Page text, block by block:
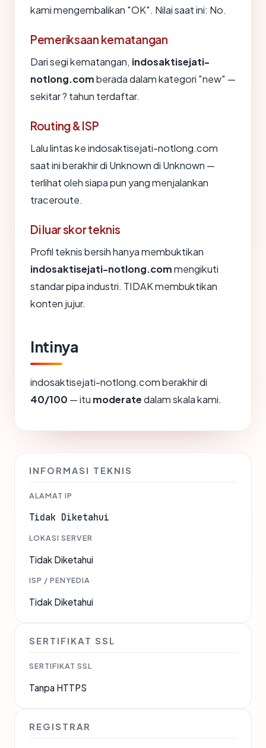
kami mengembalikan "OK". Nilai saat ini: No.
Pemeriksaan kematangan
Dari segi kematangan, indosaktisejati-
notlong.comberada dalam kategori "new" —
sekitar ? tahun terdaftar.
Routing & ISP
Lalu lintas ke indosaktisejati-notlong.com
saat ini berakhir di Unknown di Unknown —
terlihat oleh siapa pun yang menjalankan
traceroute.
Di luar skor teknis
Profil teknis bersih hanya membuktikan
indosaktisejati-notlong.commengikuti
standar pipa industri. TIDAK membuktikan
konten jujur.
Intinya
indosaktisejati-notlong.com berakhir di
40/100 — itu moderatedalam skala kami.
INFORMASI TEKNIS
ALAMAT IP
Tidak Diketahui
LOKASI SERVER
Tidak Diketahui
ISP / PENYEDIA
Tidak Diketahui
SERTIFIKAT SSL
SERTIFIKAT SSL
Tanpa HTTPS
REGISTRAR